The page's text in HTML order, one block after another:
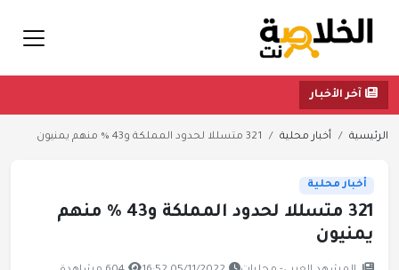
آخر الأخبار
الرئيسية أخبار محلية 321 متسللا لحدود المملكة و43 % منهم يمنيون
أخبار محلية
321 متسللا لحدود المملكة و43 % منهم
يمنيون